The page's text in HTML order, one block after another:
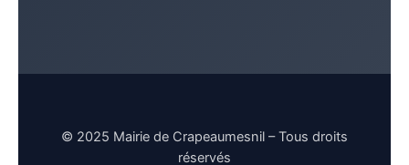
© 2025 Mairie de Crapeaumesnil – Tous droits
réservés